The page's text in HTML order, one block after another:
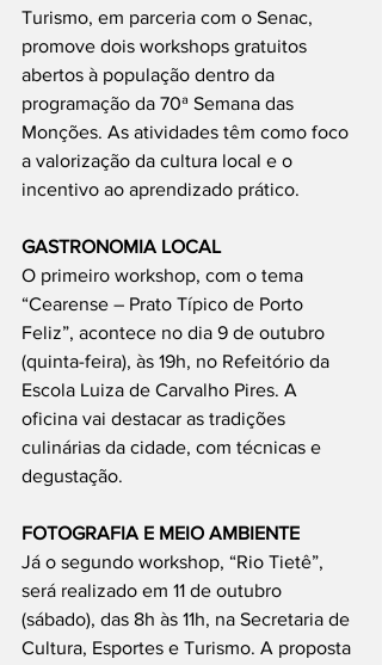
Turismo, em parceria com o Senac,
promove dois workshops gratuitos
abertos à população dentro da
programação da 70ª Semana das
Monções. As atividades têm como foco
a valorização da cultura local e o
incentivo ao aprendizado prático.
GASTRONOMIA LOCAL
O primeiro workshop, com o tema
“Cearense – Prato Típico de Porto
Feliz”, acontece no dia 9 de outubro
(quinta-feira), às 19h, no Refeitório da
Escola Luiza de Carvalho Pires. A
oficina vai destacar as tradições
culinárias da cidade, com técnicas e
degustação.
FOTOGRAFIA E MEIO AMBIENTE
Já o segundo workshop, “Rio Tietê”,
será realizado em 11 de outubro
(sábado), das 8h às 11h, na Secretaria de
Cultura, Esportes e Turismo. A proposta